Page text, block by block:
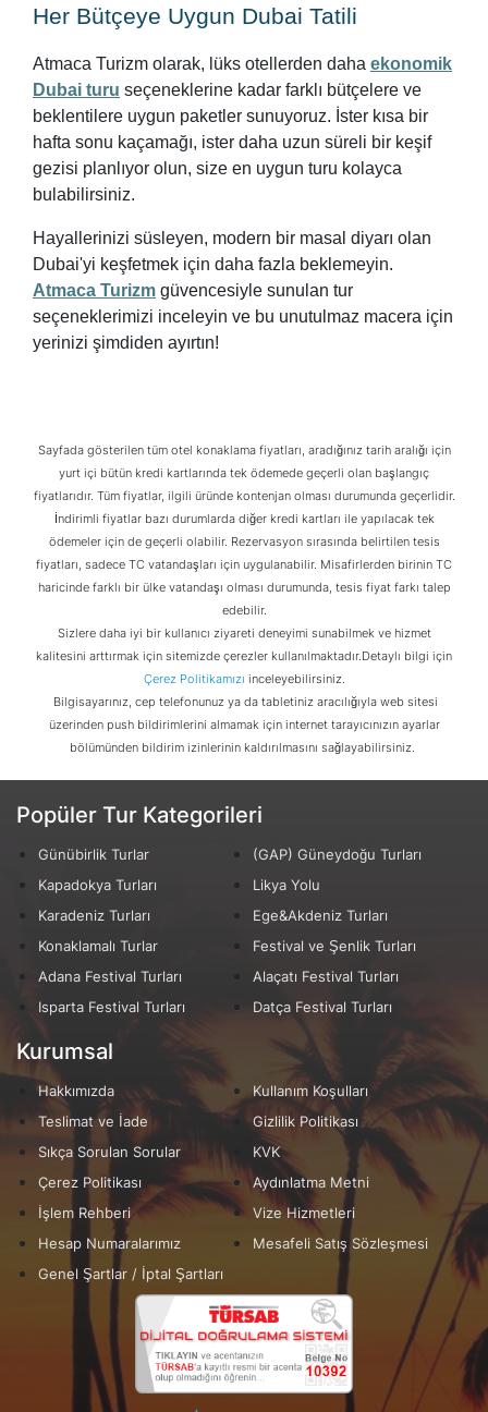
Her Bütçeye Uygun Dubai Tatili
Atmaca Turizm olarak, lüks otellerden daha ekonomik
Dubai turu seçeneklerine kadar farklı bütçelere ve
beklentilere uygun paketler sunuyoruz. İster kısa bir
hafta sonu kaçamağı, ister daha uzun süreli bir keşif
gezisi planlıyor olun, size en uygun turu kolayca
bulabilirsiniz.
Hayallerinizi süsleyen, modern bir masal diyarı olan
Dubai'yi keşfetmek için daha fazla beklemeyin.
Atmaca Turizm güvencesiyle sunulan tur
seçeneklerimizi inceleyin ve bu unutulmaz macera için
yerinizi şimdiden ayırtın!
Sayfada gösterilen tüm otel konaklama fiyatları, aradığınız tarih aralığı için
yurt içi bütün kredi kartlarında tek ödemede geçerli olan başlangıç
fiyatlarıdır. Tüm fiyatlar, ilgili üründe kontenjan olması durumunda geçerlidir.
İndirimli fiyatlar bazı durumlarda diğer kredi kartları ile yapılacak tek
ödemeler için de geçerli olabilir. Rezervasyon sırasında belirtilen tesis
fiyatları, sadece TC vatandaşları için uygulanabilir. Misafirlerden birinin TC
haricinde farklı bir ülke vatandaşı olması durumunda, tesis fiyat farkı talep
edebilir.
Sizlere daha iyi bir kullanıcı ziyareti deneyimi sunabilmek ve hizmet
kalitesini arttırmak için sitemizde çerezler kullanılmaktadır.Detaylı bilgi için
Çerez Politikamızı inceleyebilirsiniz.
Bilgisayarınız, cep telefonunuz ya da tabletiniz aracılığıyla web sitesi
üzerinden push bildirimlerini almamak için internet tarayıcınızın ayarlar
bölümünden bildirim izinlerinin kaldırılmasını sağlayabilirsiniz.
Popüler Tur Kategorileri
Günübirlik Turlar
(GAP) Güneydoğu Turları
Kapadokya Turları
Likya Yolu
Karadeniz Turları
Ege&Akdeniz Turları
Konaklamalı Turlar
Festival ve Şenlik Turları
Adana Festival Turları
Alaçatı Festival Turları
Isparta Festival Turları
Datça Festival Turları
Kurumsal
Hakkımızda
Kullanım Koşulları
Teslimat ve İade
Gizlilik Politikası
Sıkça Sorulan Sorular
KVK
Çerez Politikası
Aydınlatma Metni
İşlem Rehberi
Vize Hizmetleri
Hesap Numaralarımız
Mesafeli Satış Sözleşmesi
Genel Şartlar / İptal Şartları